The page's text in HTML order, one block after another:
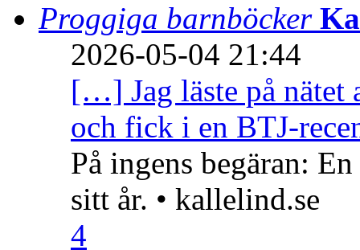
Proggiga barnböcker
2026-05-04 21:44
[…] Jag läste på nätet
och fick i en BTJ-
På ingens begäran:
sitt år. • kallelind.se
4